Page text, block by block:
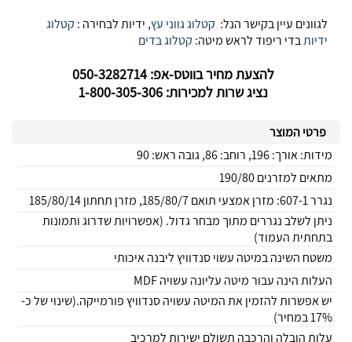
לגוונים עיין בקישר הנל: קטלוג גווני עץ, ידיות לבחירה : קטלוג
ידיותבדי ריפוד לראש מיטה: קטלוג בדים
להצעת מחיר בווטס-אפ: 050-3282714
נציג שרות למכירות: 1-800-305-306
פרטי המוצר
מידות: אורך: 196, רוחב: 86, גובה ראש: 90
מתאים למזרנים 190/80
נגרר 607-1: מזרן אמצעי תואם 185/80/7, מזרן תחתון 185/80/14
ניתן לשלב נגררים מתוך מבחר גדול. (אפשרויות שדרוג ותמונות
בתחתית העמוד)
משטח השינה במיטה עשוי סנדוויץ ליבנה איכותי
העלות הינה עבור מיטה עליונה עשויה MDF
יש אפשרות להזמין את המיטה עשויה סנדוויץ פורמייקה.(שינוי של כ-
17% במחיר)
עלות הובלה והרכבה תשולם ישירות למרכיב